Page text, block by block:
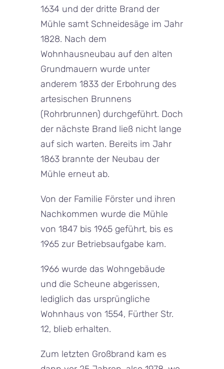
1634 und der dritte Brand der
Mühle samt Schneidesäge im Jahr
1828. Nach dem
Wohnhausneubau auf den alten
Grundmauern wurde unter
anderem 1833 der Erbohrung des
artesischen Brunnens
(Rohrbrunnen) durchgeführt. Doch
der nächste Brand ließ nicht lange
auf sich warten. Bereits im Jahr
1863 brannte der Neubau der
Mühle erneut ab.
Von der Familie Förster und ihren
Nachkommen wurde die Mühle
von 1847 bis 1965 geführt, bis es
1965 zur Betriebsaufgabe kam.
1966 wurde das Wohngebäude
und die Scheune abgerissen,
lediglich das ursprüngliche
Wohnhaus von 1554, Fürther Str.
12, blieb erhalten.
Zum letzten Großbrand kam es